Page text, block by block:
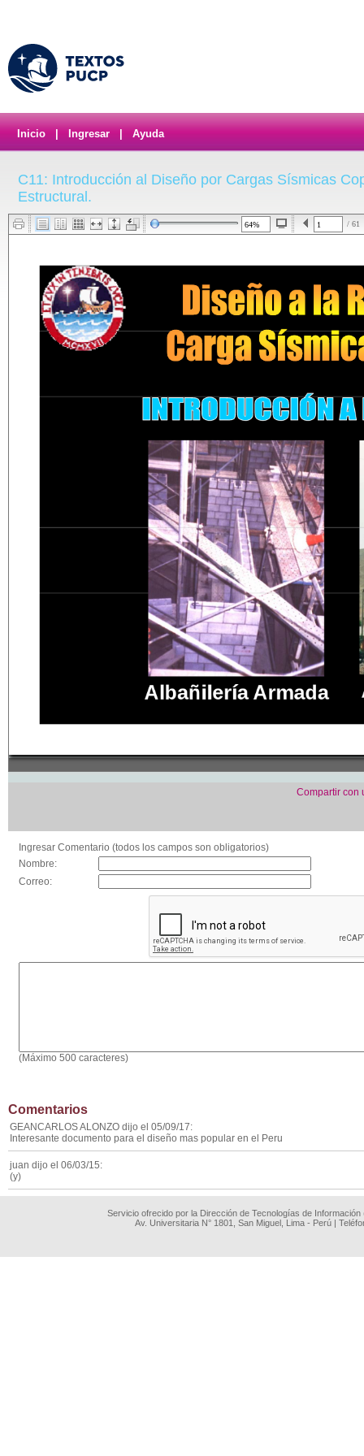
Inicio Ingresar Ayuda
C11: Introducción al Diseño por Cargas Sísmicas
Estructural.
/ 61
Compartir con
Ingresar Comentario (todos los campos son obligatorios)
Nombre:
Correo:
(Máximo 500 caracteres)
Comentarios
GEANCARLOS ALONZO dijo el 05/09/17:
Interesante documento para el diseño mas popular en el Peru
juan dijo el 06/03/15:
(y)
Servicio ofrecido por la Dirección de Tecnologías de
Av. Universitaria N° 1801, San Miguel, Lima - Perú |